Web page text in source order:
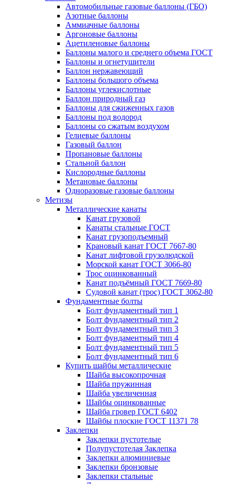
Автомобильные газовые баллоны (ГБО)
Азотные баллоны
Аммиачные баллоны
Аргоновые баллоны
Ацетиленовые баллоны
Баллоны малого и среднего объема ГОСТ
Баллоны и огнетушители
Баллон нержавеющий
Баллоны большого объема
Баллоны углекислотные
Баллон природный газ
Баллоны для сжиженных газов
Баллоны под водород
Баллоны со сжатым воздухом
Гелиевые баллоны
Газовый баллон
Пропановые баллоны
Стальной баллон
Кислородные баллоны
Метановые баллоны
Одноразовые газовые баллоны
Метизы
Металлические канаты
Канат грузовой
Канаты стальные ГОСТ
Канат грузоподъемный
Крановый канат ГОСТ 7667-80
Канат лифтовой грузолюдской
Морской канат ГОСТ 3066-80
Трос оцинкованный
Канат подъёмный ГОСТ 7669-80
Судовой канат (трос) ГОСТ 3062-80
Фундаментные болты
Болт фундаментный тип 1
Болт фундаментный тип 2
Болт фундаментный тип 3
Болт фундаментный тип 4
Болт фундаментный тип 5
Болт фундаментный тип 6
Купить шайбы металлические
Шайба высокопрочная
Шайба пружинная
Шайба увеличенная
Шайбы оцинкованные
Шайба гровер ГОСТ 6402
Шайбы плоские ГОСТ 11371 78
Заклепки
Заклепки пустотелые
Полупустотелая Заклепка
Заклепки алюминиевые
Заклепки бронзовые
Заклепки стальные